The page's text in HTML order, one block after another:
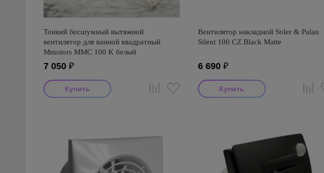
Тонкий бесшумный вытяжной
вентилятор для ванной квадратный
Mmotors ММC 100 K белый
7 050 ₽
Вентилятор накладной Soler & Palau
Silent 100 CZ Black Matte
6 690₽